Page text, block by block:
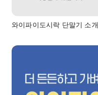
와이파이도시락 단말기 소개